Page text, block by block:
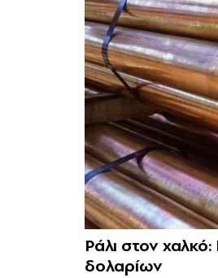
Ράλι στον
δολαρίων